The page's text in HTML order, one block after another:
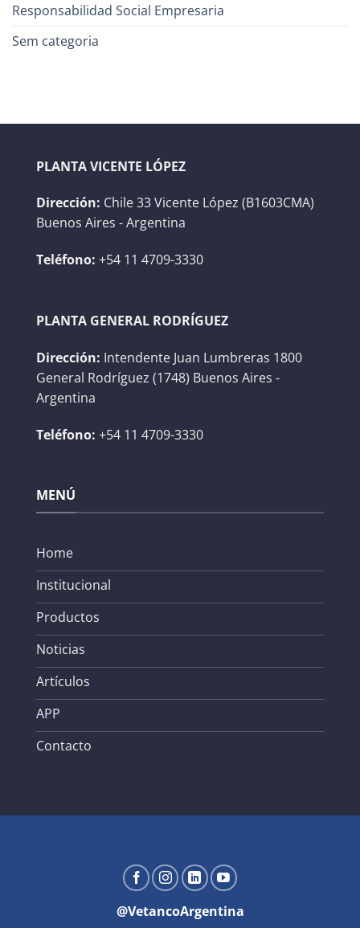
Responsabilidad Social Empresaria
Sem categoria
PLANTA VICENTE LÓPEZ
Dirección: Chile 33 Vicente López (B1603CMA)
Buenos Aires - Argentina
Teléfono: +54 11 4709-3330
PLANTA GENERAL RODRÍGUEZ
Dirección: Intendente Juan Lumbreras 1800
General Rodríguez (1748) Buenos Aires -
Argentina
Teléfono: +54 11 4709-3330
MENÚ
Home
Institucional
Productos
Noticias
Artículos
APP
Contacto
@VetancoArgentina